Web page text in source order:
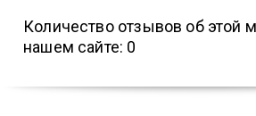
Количество отзывов об этой
нашем сайте: 0